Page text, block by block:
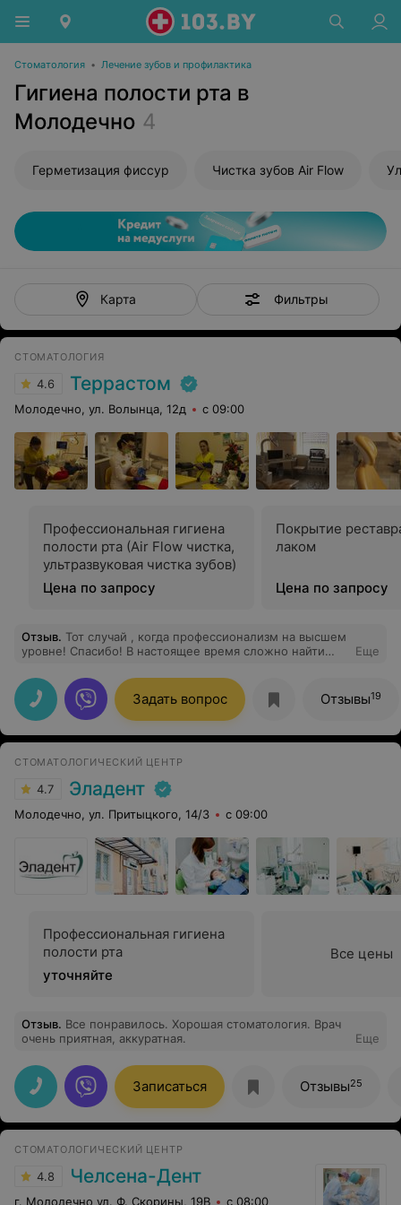
Стоматология • Лечение зубов и профилактика
Гигиена полости рта в
Молодечно 4
Герметизация фиссур Чистка зубов Air Flow
Карта Фильтры
СТОМАТОЛОГИЯ
4.6 Террастом
Молодечно, ул. Волынца, 12д с 09:00
Профессиональная гигиена
полости рта (Air Flow чистка,
ультразвуковая чистка зубов)
Цена по запросу
Покрытие
лаком
Цена по запросу
Отзыв. Тот случай , когда профессионализм на высшем
уровне! Спасибо! В настоящее время сложно найти
Террастом мои зубки берегут , как свои! Спасибо за
качество , отличный сервис и конечно же за мою
красивую улыбку.
Еще
Задать вопрос Отзывы19
СТОМАТОЛОГИЧЕСКИЙ ЦЕНТР
4.7 Эладент
Молодечно, ул. Притыцкого, 14/3 с 09:00
Профессиональная гигиена
полости рта
уточняйте
Все цены
Отзыв. Все понравилось. Хорошая стоматология. Врач
очень приятная, аккуратная.
Еще
Записаться Отзывы25
СТОМАТОЛОГИЧЕСКИЙ ЦЕНТР
4.8 Челсена-Дент
г. Молодечно ул. Ф. Скорины, 19В с 08:00